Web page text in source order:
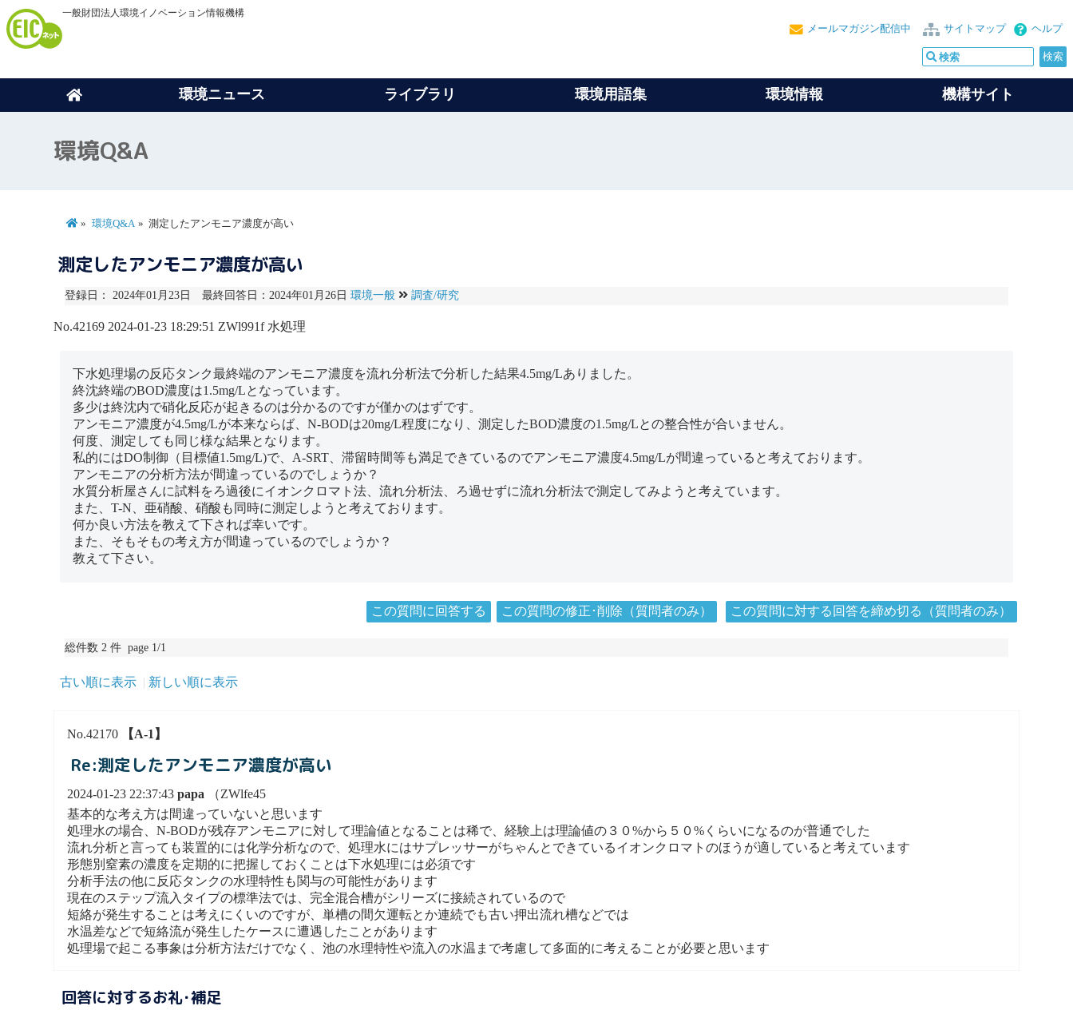
一般財団法人環境イノベーション情報機構
ヘルプ
サイトマップ
メールマガジン配信中
環境ニュース ライブラリ 環境用語集 環境情報 機構サイト
環境Q&A
環境Q&A 測定したアンモニア濃度が高い
測定したアンモニア濃度が高い
登録日： 2024年01月23日 最終回答日：2024年01月26日 環境一般 調査/研究
No.42169 2024-01-23 18:29:51 ZWl991f水処理
下水処理場の反応タンク最終端のアンモニア濃度を流れ分析法で分析した結果4.5mg/Lありました。
終沈終端のBOD濃度は1.5mg/Lとなっています。
多少は終沈内で硝化反応が起きるのは分かるのですが僅かのはずです。
アンモニア濃度が4.5mg/Lが本来ならば、N-BODは20mg/L程度になり、測定したBOD濃度の1.5mg/Lとの整合性が合いません。
何度、測定しても同じ様な結果となります。
私的にはDO制御（目標値1.5mg/L)で、A-SRT、滞留時間等も満足できているのでアンモニア濃度4.5mg/Lが間違っていると考えております。
アンモニアの分析方法が間違っているのでしょうか？
水質分析屋さんに試料をろ過後にイオンクロマト法、流れ分析法、ろ過せずに流れ分析法で測定してみようと考えています。
また、T-N、亜硝酸、硝酸も同時に測定しようと考えております。
何か良い方法を教えて下されば幸いです。
また、そもそもの考え方が間違っているのでしょうか？
教えて下さい。
この質問に回答する この質問の修正･削除（質問者のみ） この質問に対する回答を締め切る（質問者のみ）
総件数 2 件 page 1/1
古い順に表示 新しい順に表示
No.42170 【A-1】
Re:測定したアンモニア濃度が高い
2024-01-23 22:37:43papa （ZWlfe45
基本的な考え方は間違っていないと思います
処理水の場合、N-BODが残存アンモニアに対して理論値となることは稀で、経験上は理論値の３０%から５０%くらいになるのが普通でした
流れ分析と言っても装置的には化学分析なので、処理水にはサプレッサーがちゃんとできているイオンクロマトのほうが適していると考えています
形態別窒素の濃度を定期的に把握しておくことは下水処理には必須です
分析手法の他に反応タンクの水理特性も関与の可能性があります
現在のステップ流入タイプの標準法では、完全混合槽がシリーズに接続されているので
短絡が発生することは考えにくいのですが、単槽の間欠運転とか連続でも古い押出流れ槽などでは
水温差などで短絡流が発生したケースに遭遇したことがあります
処理場で起こる事象は分析方法だけでなく、池の水理特性や流入の水温まで考慮して多面的に考えることが必要と思います
回答に対するお礼･補足